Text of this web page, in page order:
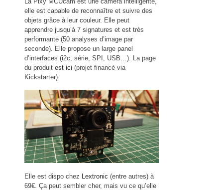
elle est capable de reconnaître et suivre des
objets grâce à leur couleur. Elle peut
apprendre jusqu’à 7 signatures et est très
performante (50 analyses d’image par
seconde). Elle propose un large panel
d’interfaces (i2c, série, SPI, USB…). La page
du produit est ici (projet financé via
Kickstarter).
Elle est dispo chez Lextronic (entre autres) à
69€. Ça peut sembler cher, mais vu ce qu’elle